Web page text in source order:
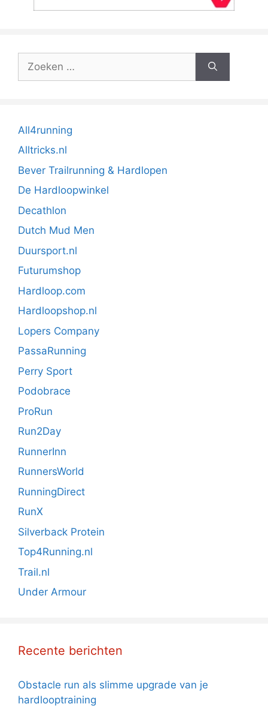
naar:
All4running
Alltricks.nl
Bever Trailrunning & Hardlopen
De Hardloopwinkel
Decathlon
Dutch Mud Men
Duursport.nl
Futurumshop
Hardloop.com
Hardloopshop.nl
Lopers Company
PassaRunning
Perry Sport
Podobrace
ProRun
Run2Day
RunnerInn
RunnersWorld
RunningDirect
RunX
Silverback Protein
Top4Running.nl
Trail.nl
Under Armour
Recente berichten
Obstacle run als slimme upgrade van je
hardlooptraining